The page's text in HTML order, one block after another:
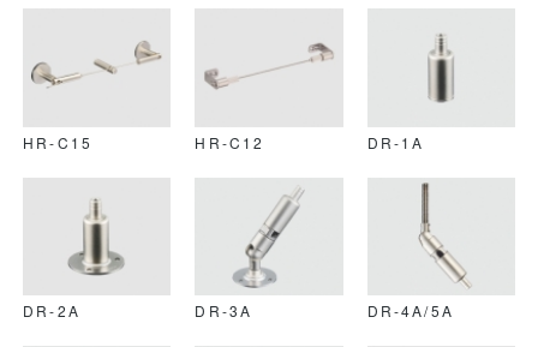
HR-C15 HR-C12 DR-1A
DR-2A DR-3A DR-4A/5A